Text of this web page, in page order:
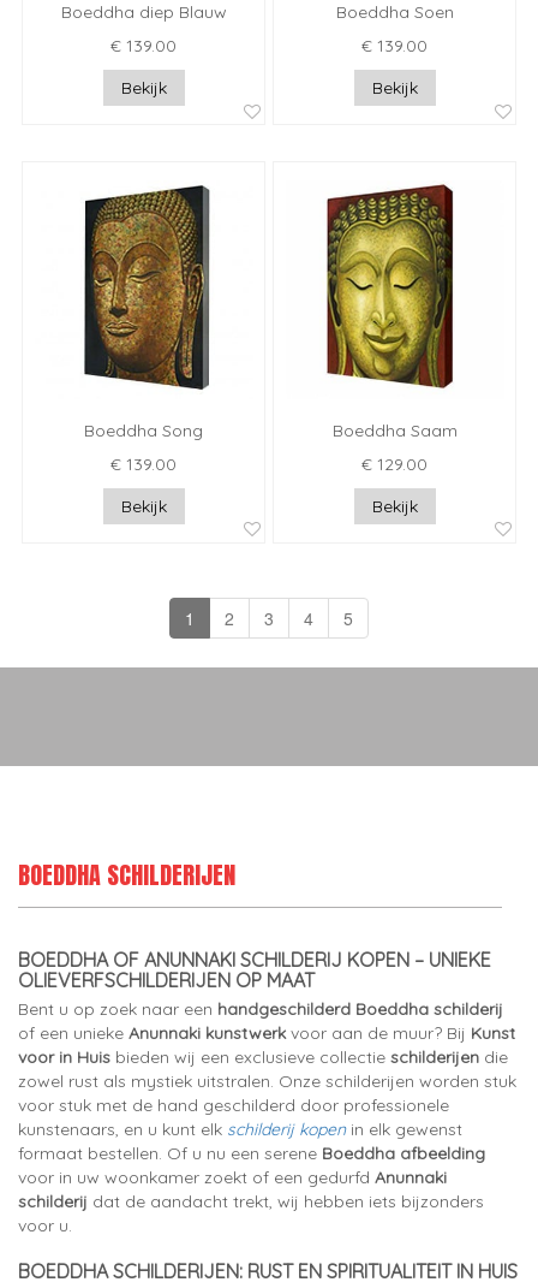
Boeddha diep Blauw
€ 139.00
Bekijk
Boeddha Soen
€ 139.00
Bekijk
Boeddha Song
€ 139.00
Bekijk
Boeddha Saam
€ 129.00
Bekijk
1 2 3 4 5
BOEDDHA SCHILDERIJEN
BOEDDHA OF ANUNNAKI SCHILDERIJ KOPEN – UNIEKE
OLIEVERFSCHILDERIJEN OP MAAT
Bent u op zoek naar een handgeschilderd Boeddha schilderij
of een unieke Anunnaki kunstwerkvoor aan de muur? Bij Kunst
voor in Huis bieden wij een exclusieve collectie schilderijen die
zowel rust als mystiek uitstralen. Onze schilderijen worden stuk
voor stuk met de hand geschilderd door professionele
kunstenaars, en u kunt elk schilderij kopenin elk gewenst
formaat bestellen. Of u nu een serene Boeddha afbeelding
voor in uw woonkamer zoekt of een gedurfd Anunnaki
schilderij dat de aandacht trekt, wij hebben iets bijzonders
voor u.
BOEDDHA SCHILDERIJEN: RUST EN SPIRITUALITEIT IN HUIS